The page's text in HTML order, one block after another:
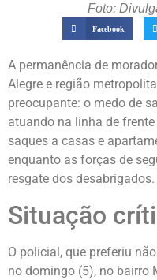
Foto:
Facebook
A permanência de
Alegre e região
preocupante: o medo de
atuando na linha de
saques a casas e
enquanto as forças de
resgate dos desabrigados.
Situação
O policial, que preferiu
no domingo (5), no bairro